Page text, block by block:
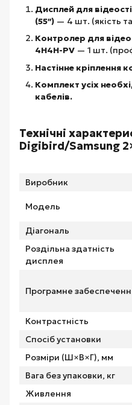
Дисплей для
(55″) — 4 шт. (якість
Контролер для
4H4H-PV — 1 шт.
Настінне кріплення
Комплект усіх
кабелів.
Технічні
Digibird/Samsung
Виробник
Модель
Діагональ
Роздільна здатність
дисплея
Програмне
Контрастність
Спосіб установки
Розміри (Ш×В×Г), мм
Вага без упаковки, кг
Живлення